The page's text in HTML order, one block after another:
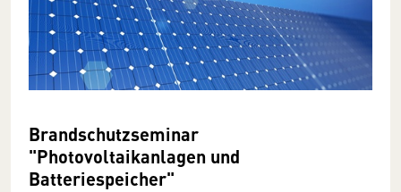
Brandschutzseminar
"Photovoltaikanlagen und
Batteriespeicher"